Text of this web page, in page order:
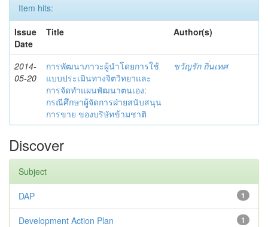
Item hits:
Issue
Date
Title Author(s)
2014-
05-20
การพัฒนาภาวะผู้นำโดยการใช้
แบบประเมินทางจิตวิทยาและ
การจัดทำแผนพัฒนาตนเอง:
กรณีศึกษาผู้จัดการฝ่ายสนับสนุน
การขาย ของบริษัทข้ามชาติ
ขวัญรัก ถิ่นเทศ
Discover
Subject
1
DAP
1
Development Action Plan